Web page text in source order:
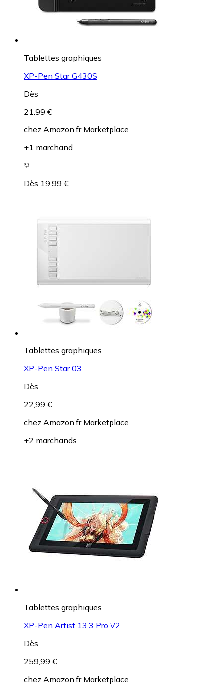
Tablettes graphiques
XP-Pen Star G430S
Dès
21,99 €
chez Amazon.fr Marketplace
+1 marchand
Dès 19,99 €
Tablettes graphiques
XP-Pen Star 03
Dès
22,99 €
chez Amazon.fr Marketplace
+2 marchands
Tablettes graphiques
XP-Pen Artist 13.3 Pro V2
Dès
259,99 €
chez Amazon.fr Marketplace